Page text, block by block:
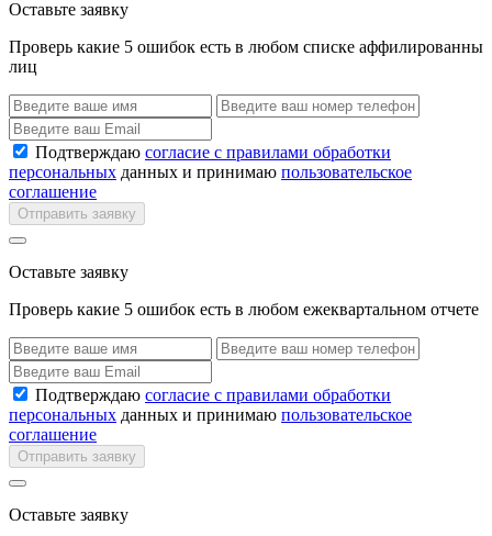
Оставьте заявку
Проверь какие 5 ошибок есть в любом списке аффилированны
лиц
Подтверждаю согласие с правилами обработки
персональных данных и принимаю пользовательское
соглашение
Отправить заявку
Оставьте заявку
Проверь какие 5 ошибок есть в любом ежеквартальном отчете
Подтверждаю согласие с правилами обработки
персональных данных и принимаю пользовательское
соглашение
Отправить заявку
Оставьте заявку